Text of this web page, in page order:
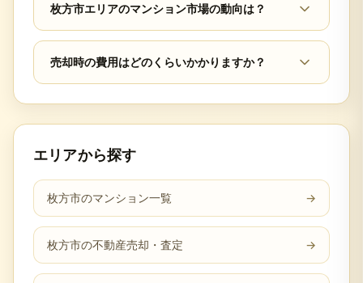
枚方市エリアのマンション市場の動向は？
売却時の費用はどのくらいかかりますか？
エリアから探す
枚方市のマンション一覧 →
枚方市の不動産売却・査定 →